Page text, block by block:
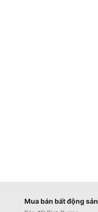
Mua bán bất động sản